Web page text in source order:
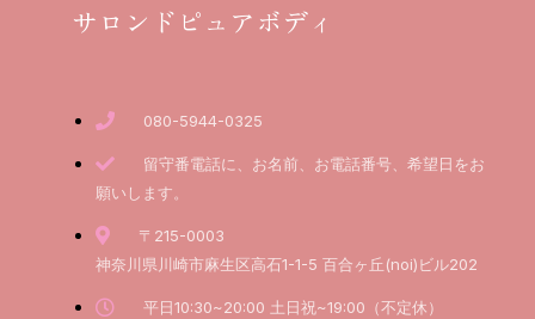
サロンドピュアボディ
080-5944-0325
留守番電話に、お名前、お電話番号、希望日をお
願いします。
〒215-0003
神奈川県川崎市麻生区高石1-1-5 百合ヶ丘(noi)ビル202
平日10:30~20:00 土日祝~19:00（不定休）